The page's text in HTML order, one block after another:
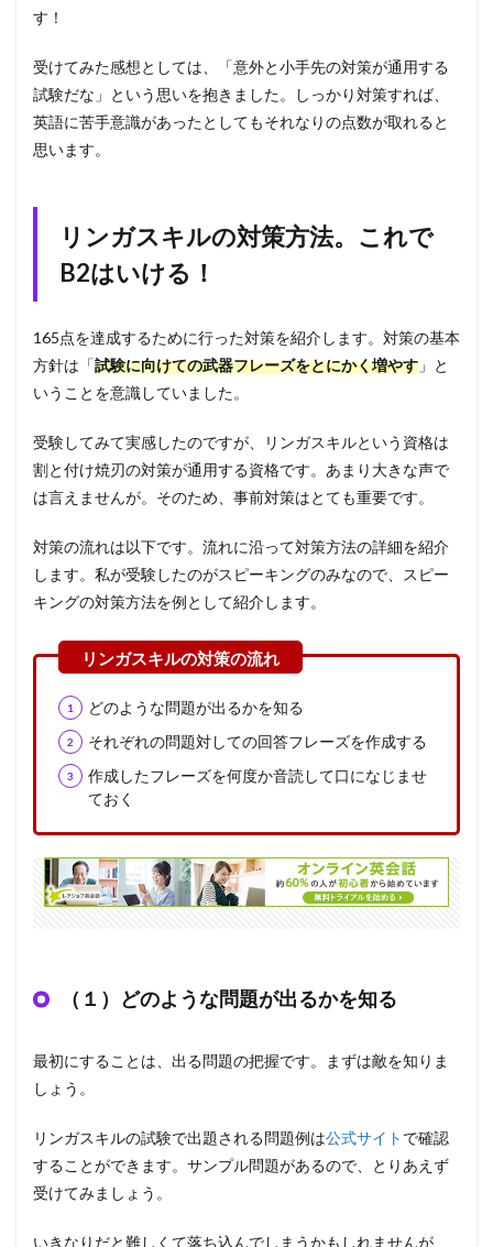
す！
受けてみた感想としては、「意外と小手先の対策が通用する
試験だな」という思いを抱きました。しっかり対策すれば、
英語に苦手意識があったとしてもそれなりの点数が取れると
思います。
リンガスキルの対策方法。これで
B2はいける！
165点を達成するために行った対策を紹介します。対策の基本
方針は「試験に向けての武器フレーズをとにかく増やす 」と
いうことを意識していました。
受験してみて実感したのですが、リンガスキルという資格は
割と付け焼刃の対策が通用する資格です。あまり大きな声で
は言えませんが。そのため、事前対策はとても重要です。
対策の流れは以下です。流れに沿って対策方法の詳細を紹介
します。私が受験したのがスピーキングのみなので、スピー
キングの対策方法を例として紹介します。
どのような問題が出るかを知る
それぞれの問題対しての回答フレーズを作成する
作成したフレーズを何度か音読して口になじませ
ておく
（１）どのような問題が出るかを知る
最初にすることは、出る問題の把握です。まずは敵を知りま
しょう。
リンガスキルの試験で出題される問題例は公式サイト で確認
することができます。サンプル問題があるので、とりあえず
受けてみましょう。
いきなりだと難しくて落ち込んでしまうかもしれませんが、